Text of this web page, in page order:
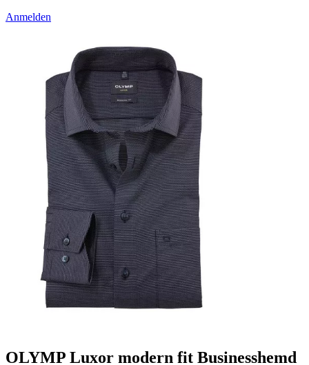
Anmelden
OLYMP Luxor modern fit Businesshemd